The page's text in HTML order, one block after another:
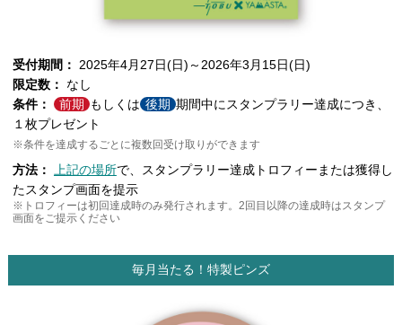
受付期間：
2025年4月27日(日)～2026年3月15日(日)
限定数：
なし
条件：
前期 もしくは 後期 期間中にスタンプラリー達成につき、
１枚プレゼント
※条件を達成するごとに複数回受け取りができます
方法： 上記の場所で、スタンプラリー達成トロフィーまたは獲得し
たスタンプ画面を提示
※トロフィーは初回達成時のみ発行されます。2回目以降の達成時はスタンプ
画面をご提示ください
毎月当たる！特製ピンズ